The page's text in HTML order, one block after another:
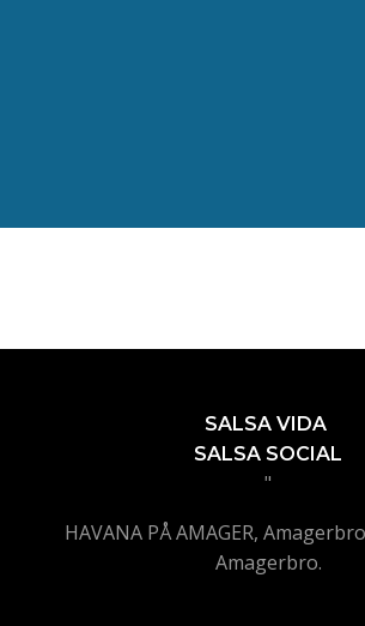
SALSA VIDA
SALSA SOCIAL
"
HAVANA PÅ AMAGER,
Amagerbro.